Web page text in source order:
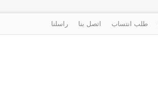
طلب انتساب اتصل بنا راسلنا